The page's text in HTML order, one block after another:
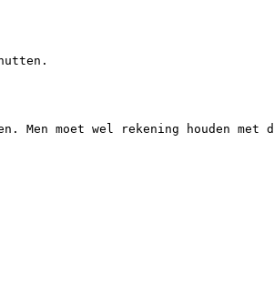
moet wel rekening houden met